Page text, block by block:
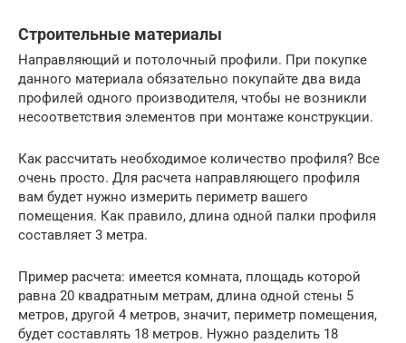
Строительные материалы
Направляющий и потолочный профили. При покупке
данного материала обязательно покупайте два вида
профилей одного производителя, чтобы не возникли
несоответствия элементов при монтаже конструкции.
Как рассчитать необходимое количество профиля? Все
очень просто. Для расчета направляющего профиля
вам будет нужно измерить периметр вашего
помещения. Как правило, длина одной палки профиля
составляет 3 метра.
Пример расчета: имеется комната, площадь которой
равна 20 квадратным метрам, длина одной стены 5
метров, другой 4 метров, значит, периметр помещения,
будет составлять 18 метров. Нужно разделить 18